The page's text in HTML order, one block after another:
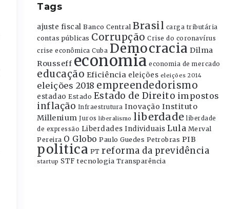
Tags
ajuste fiscal Banco Central Brasil carga tributária
contas públicas Corrupção Crise do coronavírus
crise econômica Cuba Democracia Dilma
Rousseff economia economia de mercado
educação Eficiência eleições eleições 2014
eleições 2018 empreendedorismo
estadao Estado Estado de Direito impostos
inflação Infraestrutura Inovação Instituto
Millenium Juros liberalismo liberdade liberdade
de expressão Liberdades Individuais Lula Merval
Pereira O Globo Paulo Guedes Petrobras PIB
politica PT reforma da previdência
startup STF tecnologia Transparência